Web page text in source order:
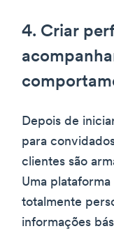
4. Criar
Depois de
para
clientes são
Uma
totalmente
informações